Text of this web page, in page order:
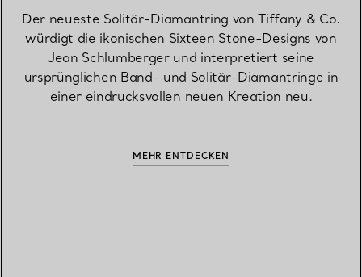
Der neueste Solitär-Diamantring von Tiffany & Co.
würdigt die ikonischen Sixteen Stone-Designs von
Jean Schlumberger und interpretiert seine
ursprünglichen Band- und Solitär-Diamantringe in
einer eindrucksvollen neuen Kreation neu.
MEHR ENTDECKEN